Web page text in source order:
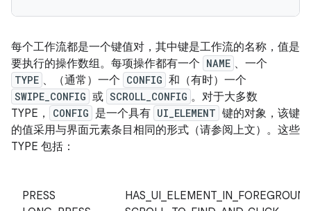
每个工作流都是一个键值对，其中键是工作流的名称，值是
要执行的操作数组。每项操作都有一个 NAME 、一个
TYPE 、（通常）一个 CONFIG 和（有时）一个
SWIPE_CONFIG 或 SCROLL_CONFIG 。对于大多数
TYPE，
CONFIG 是一个具有 UI_ELEMENT 键的对象，该键
的值采用与界面元素条目相同的形式（请参阅上文）。这些
TYPE 包括：
PRESS